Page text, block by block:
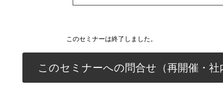
このセミナーは終了しました。
このセミナーへの問合せ（再開催・社